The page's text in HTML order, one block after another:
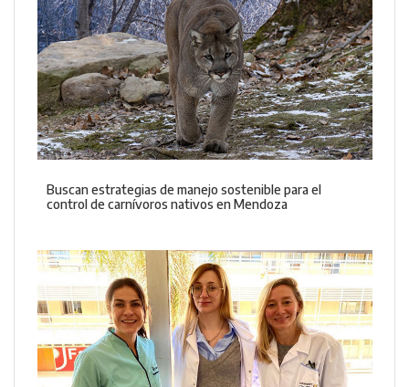
Buscan estrategias de manejo sostenible para el
control de carnívoros nativos en Mendoza